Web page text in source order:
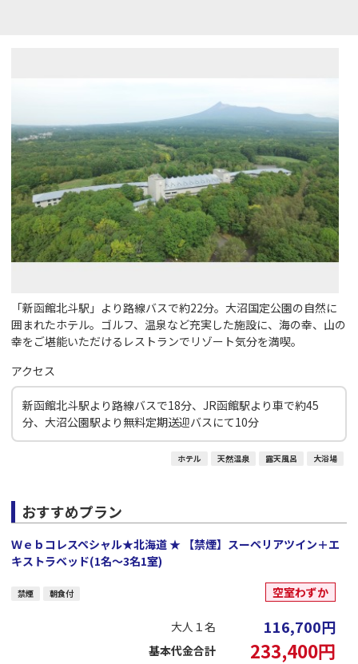
「新函館北斗駅」より路線バスで約22分。大沼国定公園の自然に
囲まれたホテル。ゴルフ、温泉など充実した施設に、海の幸、山の
幸をご堪能いただけるレストランでリゾート気分を満喫。
アクセス
新函館北斗駅より路線バスで18分、JR函館駅より車で約45
分、大沼公園駅より無料定期送迎バスにて10分
ホテル 天然温泉 露天風呂 大浴場
おすすめプラン
Ｗｅｂコレスペシャル★北海道 ★ 【禁煙】スーペリアツイン＋エ
キストラベッド(1名～3名1室)
禁煙 朝食付 空室わずか
大人１名 116,700円
基本代金合計 233,400円